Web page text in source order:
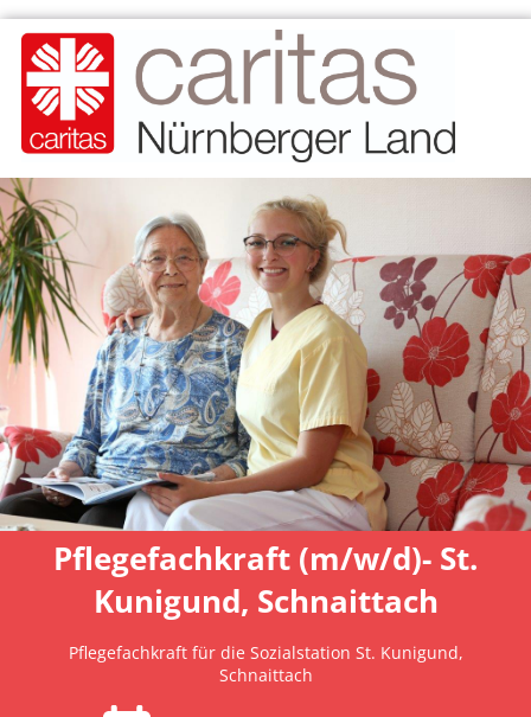
Pflegefachkraft (m/w/d)- St.
Kunigund, Schnaittach
Pflegefachkraft für die Sozialstation St. Kunigund,
Schnaittach